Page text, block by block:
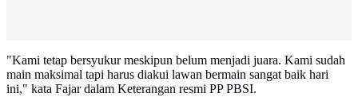
"Kami tetap bersyukur meskipun belum menjadi juara. Kami sudah
main maksimal tapi harus diakui lawan bermain sangat baik hari
ini," kata Fajar dalam Keterangan resmi PP PBSI.